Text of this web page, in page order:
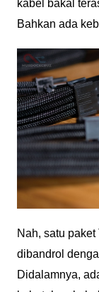
kabel bakal
Bahkan ada
Nah, satu
dibandrol
Didalamnya,